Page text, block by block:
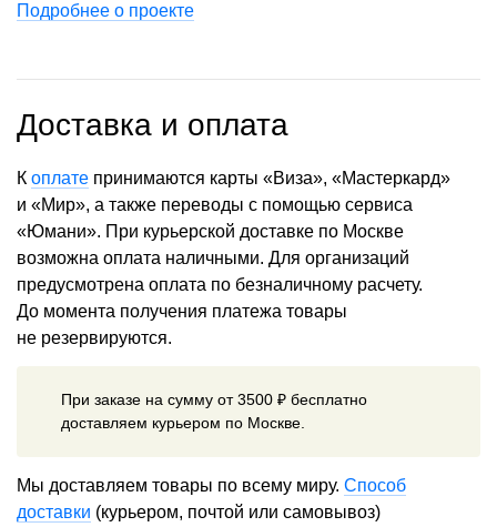
Подробнее о проекте
Доставка и оплата
К оплате принимаются карты «Виза», «Мастеркард»
и «Мир», а также переводы с помощью сервиса
«Юмани». При курьерской доставке по Москве
возможна оплата наличными. Для организаций
предусмотрена оплата по безналичному расчету.
До момента получения платежа товары
не резервируются.
При заказе на сумму от 3500 ₽ бесплатно
доставляем курьером по Москве.
Мы доставляем товары по всему миру. Способ
доставки (курьером, почтой или самовывоз)